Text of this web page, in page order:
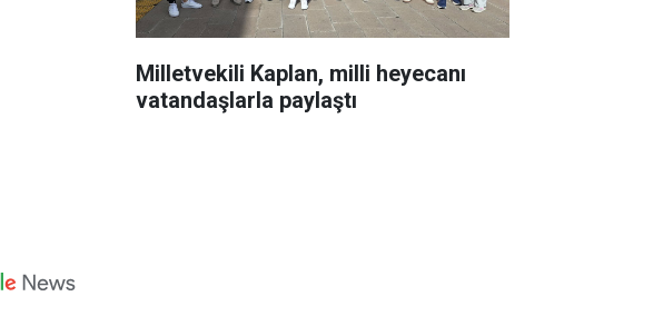
Milletvekili Kaplan, milli heyecanı
vatandaşlarla paylaştı